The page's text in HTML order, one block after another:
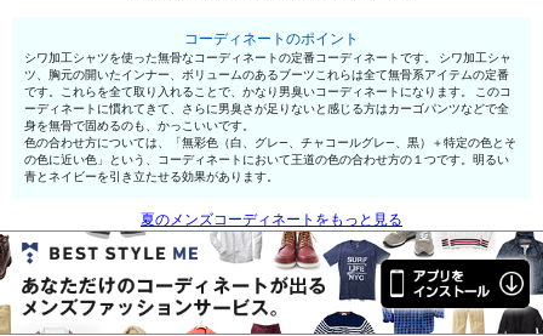
コーディネートのポイント
シワ加工シャツを使った無骨なコーディネートの定番コーディネートです。 シワ加工シャ
ツ、胸元の開いたインナー、ボリュームのあるブーツこれらは全て無骨系アイテムの定番
です。これらを全て取り入れることで、かなり男臭いコーディネートになります。 このコ
ーディネートに慣れてきて、さらに男臭さが足りないと感じる方はカーゴパンツなどで全
身を無骨で固めるのも、かっこいいです。
色の合わせ方については、「無彩色（白、グレ—、チャコールグレ—、黒）＋特定の色とそ
の色に近い色」という、コーディネートにおいて王道の色の合わせ方の１つです。明るい
青とネイビーを引き立たせる効果があります。
夏のメンズコーディネートをもっと見る